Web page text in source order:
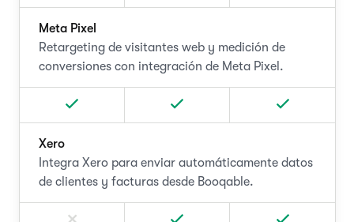
Meta Pixel
Retargeting de visitantes web y medición de
conversiones con integración de Meta Pixel.
Xero
Integra Xero para enviar automáticamente datos
de clientes y facturas desde Booqable.